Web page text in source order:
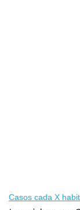
Casos cada X